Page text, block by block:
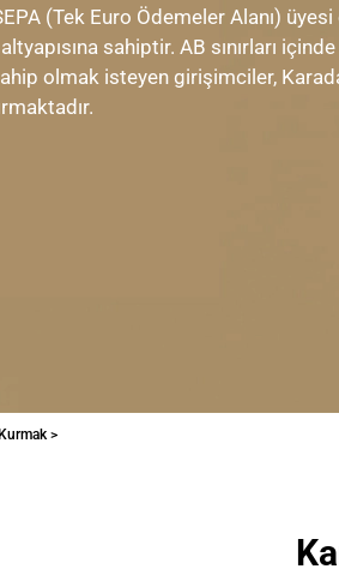
(Tek Euro Ödemeler Alanı)
sahiptir. AB sınırları
olmak isteyen girişimciler,
>